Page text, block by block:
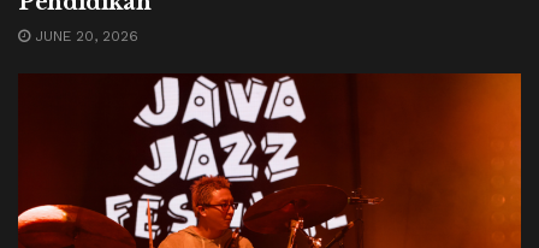
JUNE 20, 2026